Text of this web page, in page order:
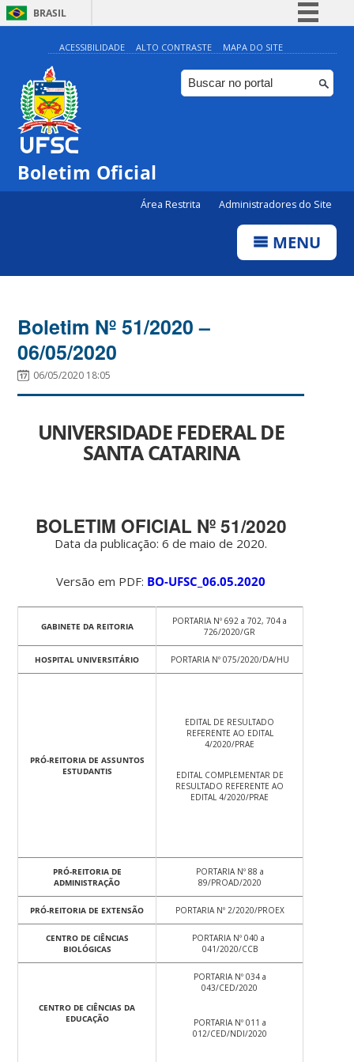
BRASIL
Simplifique!
Comunica BR
Participe
ACESSIBILIDADE ALTO CONTRASTE MAPA DO SITE
Boletim Oficial
Área Restrita Administradores do Site
MENU
Boletim Nº 51/2020 –
06/05/2020
06/05/2020 18:05
UNIVERSIDADE FEDERAL DE
SANTA CATARINA
BOLETIM OFICIAL Nº 51/2020
Data da publicação: 6 de maio de 2020.
Versão em PDF: BO-UFSC_06.05.2020
GABINETE DA REITORIA
PORTARIA Nº 692 a 702, 704 a
726/2020/GR
HOSPITAL UNIVERSITÁRIO PORTARIA Nº 075/2020/DA/HU
PRÓ-REITORIA DE ASSUNTOS
ESTUDANTIS
EDITAL DE RESULTADO
REFERENTE AO EDITAL
4/2020/PRAE
EDITAL COMPLEMENTAR DE
RESULTADO REFERENTE AO
EDITAL 4/2020/PRAE
PRÓ-REITORIA DE
ADMINISTRAÇÃO
PORTARIA Nº 88 a
89/PROAD/2020
PRÓ-REITORIA DE EXTENSÃO PORTARIA Nº 2/2020/PROEX
CENTRO DE CIÊNCIAS
BIOLÓGICAS
PORTARIA Nº 040 a
041/2020/CCB
CENTRO DE CIÊNCIAS DA
EDUCAÇÃO
PORTARIA Nº 034 a
043/CED/2020
PORTARIA Nº 011 a
012/CED/NDI/2020